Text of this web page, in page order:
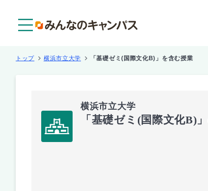
トップ 横浜市立大学 「基礎ゼミ(国際文化B)」を含む授業
横浜市立大学
「基礎ゼミ(国際文化B)